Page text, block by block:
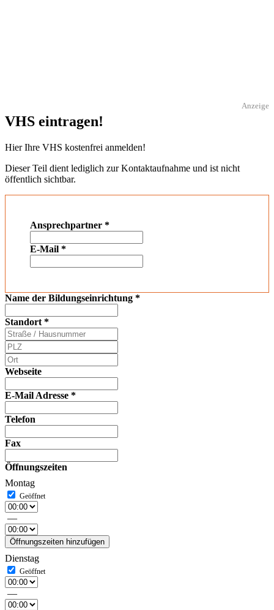
Anzeige
VHS eintragen!
Hier Ihre VHS kostenfrei anmelden!
Dieser Teil dient lediglich zur Kontaktaufnahme und ist nicht
öffentlich sichtbar.
Ansprechpartner *
E-Mail *
Name der Bildungseinrichtung *
Standort *
Webseite
E-Mail Adresse *
Telefon
Fax
Öffnungszeiten
Montag
—
Öffnungszeiten hinzufügen
Dienstag
—